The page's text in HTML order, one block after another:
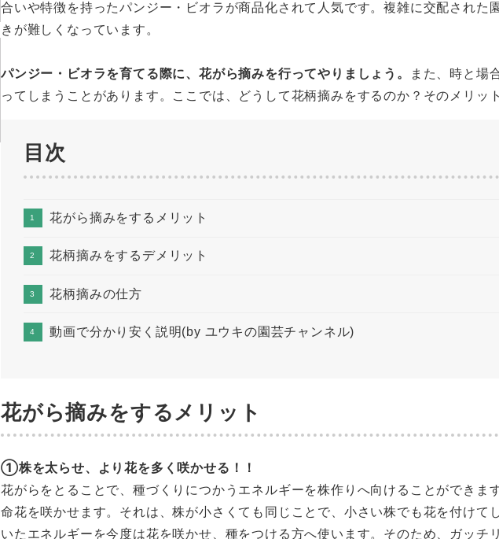
合いや特徴を持ったパンジー・ビオラが商品化されて人気です。複雑に交配された
きが難しくなっています。
パンジー・ビオラを育てる際に、花がら摘みを行ってやりましょう。
また、時と場
ってしまうことがあります。ここでは、どうして花柄摘みをするのか？そのメリッ
目次
花がら摘みをするメリット
花柄摘みをするデメリット
花柄摘みの仕方
動画で分かり安く説明(by ユウキの園芸チャンネル)
花がら摘みをするメリット
①株を太らせ、より花を多く咲かせる！！
花がらをとることで、種づくりにつかうエネルギーを株作りへ向けることができま
命花を咲かせます。それは、株が小さくても同じことで、小さい株でも花を付けて
いたエネルギーを今度は花を咲かせ、種をつける方へ使います。そのため、ガッチ